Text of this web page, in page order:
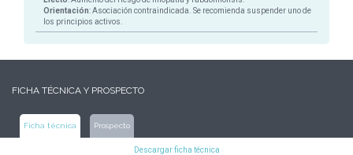
Orientación: Asociación contraindicada. Se recomienda suspender uno de
los principios activos.
FICHA TÉCNICA Y PROSPECTO
Ficha técnica Prospecto
Descargar ficha técnica